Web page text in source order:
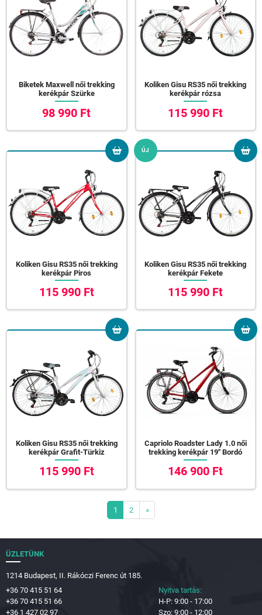
Biketek Maxwell női trekking
kerékpár Szürke
98 990 Ft
Koliken Gisu RS35 női trekking
kerékpár rózsa
115 990 Ft
Koliken Gisu RS35 női trekking
kerékpár Piros
115 990 Ft
ÚJ
Koliken Gisu RS35 női trekking
kerékpár Fekete
115 990 Ft
Koliken Gisu RS35 női trekking
kerékpár Grafit-Türkiz
115 990 Ft
Capriolo Roadster Lady 1.0 női
trekking kerékpár 19" Bordó
146 900 Ft
1 2 »
ÜZLETÜNK
1214 Budapest, II. Rákóczi Ferenc út 185.
+36 70 415 51 64
+36 70 415 51 66
+36 1 427 02 97
Nyitva tartás:
H-P: 9:00 - 17:00
Szo: 9:00 - 12:00